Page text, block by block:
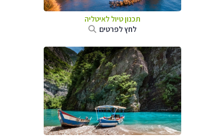
תכנון טיול לאיטליה
לחץ לפרטים